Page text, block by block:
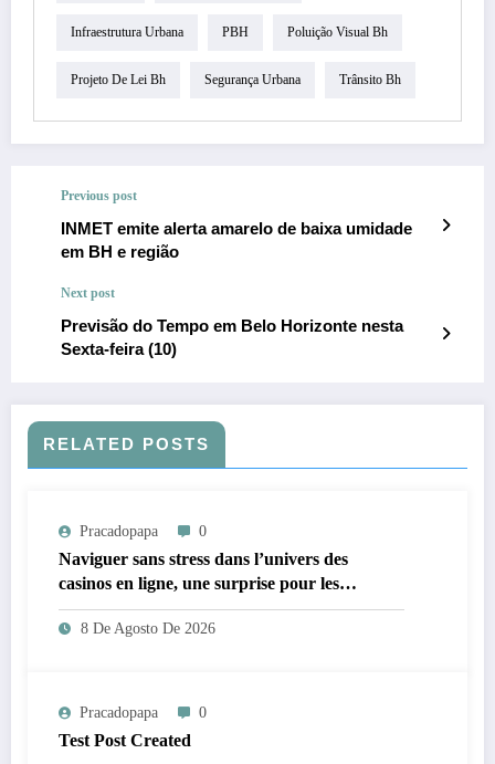
Infraestrutura Urbana PBH Poluição Visual Bh
Projeto De Lei Bh Segurança Urbana Trânsito Bh
Previous post
INMET emite alerta amarelo de baixa umidade
em BH e região
Next post
Previsão do Tempo em Belo Horizonte nesta
Sexta-feira (10)
RELATED POSTS
Pracadopapa 0
Naviguer sans stress dans l’univers des
casinos en ligne, une surprise pour les
néophytes
8 De Agosto De 2026
Pracadopapa 0
Test Post Created